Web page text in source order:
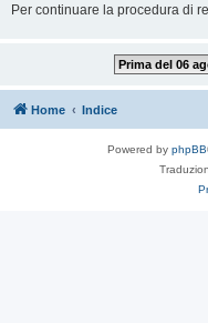
Per continuare la procedura di
Prima del 06
Home Indice
Powered by phpBB